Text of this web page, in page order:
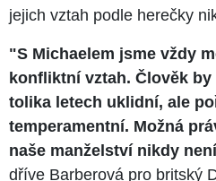
jejich vztah podle herečky
"S Michaelem jsme vždy
konfliktní vztah. Člověk by
tolika letech uklidní, ale
temperamentní. Možná
naše manželství nikdy
dříve Barberová pro britský